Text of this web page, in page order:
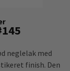
neglelak med
finish. Den